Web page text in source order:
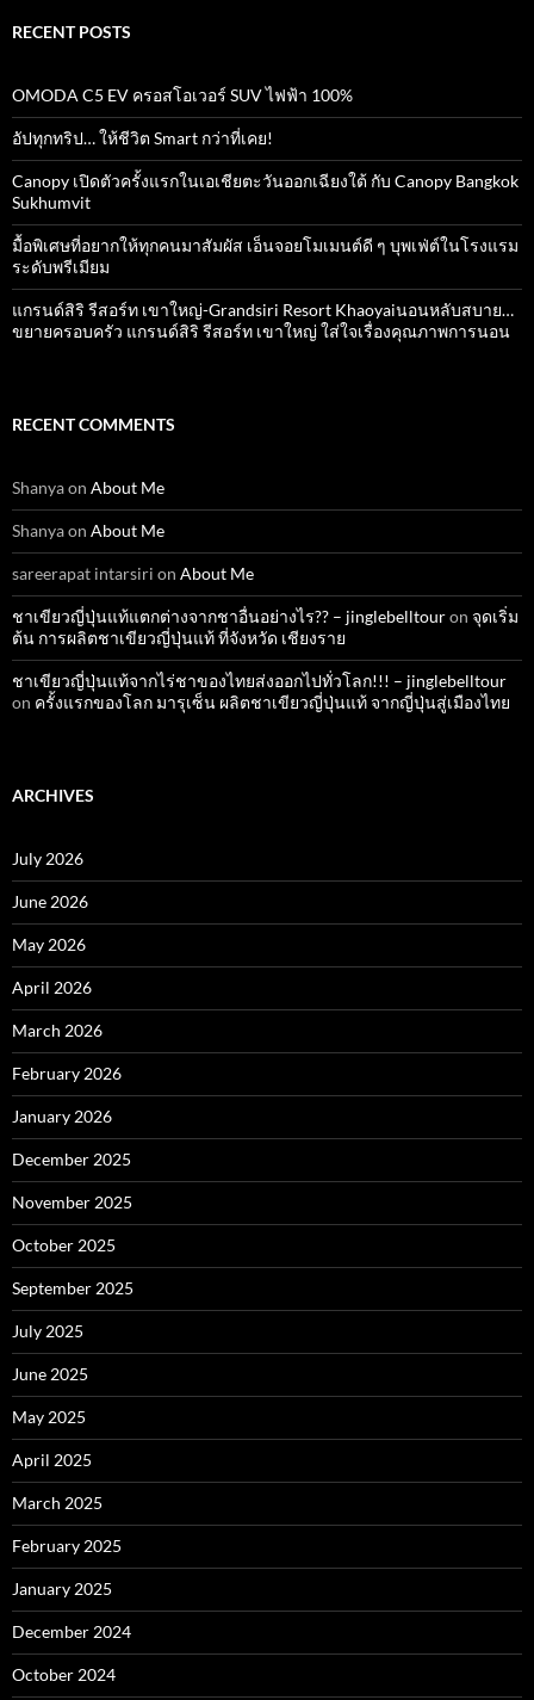
RECENT POSTS
OMODA C5 EV ครอสโอเวอร์ SUV ไฟฟ้า 100%
อัปทุกทริป… ให้ชีวิต Smart กว่าที่เคย!
Canopy เปิดตัวครั้งแรกในเอเชียตะวันออกเฉียงใต้ กับ Canopy Bangkok
Sukhumvit
มื้อพิเศษที่อยากให้ทุกคนมาสัมผัส เอ็นจอยโมเมนต์ดี ๆ บุพเฟ่ต์ในโรงแรม
ระดับพรีเมียม
แกรนด์สิริ​ รีสอร์ท​ เขาใหญ่​-Grandsiri​ Resort​ Khaoyaiนอนหลับสบาย…
ขยายครอบครัว แกรนด์สิริ รีสอร์ท เขาใหญ่ ใส่ใจเรื่องคุณภาพการนอน
RECENT COMMENTS
Shanyaon About Me
Shanyaon About Me
sareerapat intarsiri on About Me
ชาเขียวญี่ปุ่นแท้แตกต่างจากชาอื่นอย่างไร?? – jinglebelltouron จุดเริ่ม
ต้น การผลิตชาเขียวญี่ปุ่นแท้ ที่จังหวัด เชียงราย
ชาเขียวญี่ปุ่นแท้จากไร่ชาของไทยส่งออกไปทั่วโลก!!! – jinglebelltour
on ครั้งแรกของโลก มารุเซ็น ผลิตชาเขียวญี่ปุ่นแท้ จากญี่ปุ่นสู่เมืองไทย
ARCHIVES
July 2026
June 2026
May 2026
April 2026
March 2026
February 2026
January 2026
December 2025
November 2025
October 2025
September 2025
July 2025
June 2025
May 2025
April 2025
March 2025
February 2025
January 2025
December 2024
October 2024